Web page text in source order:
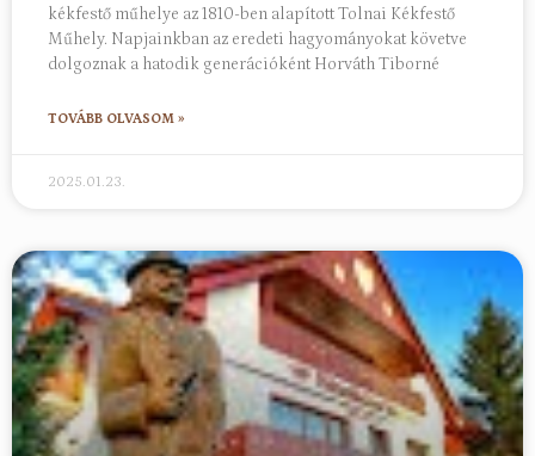
kékfestő műhelye az 1810-ben alapított Tolnai Kékfestő
Műhely. Napjainkban az eredeti hagyományokat követve
dolgoznak a hatodik generációként Horváth Tiborné
TOVÁBB OLVASOM »
2025.01.23.